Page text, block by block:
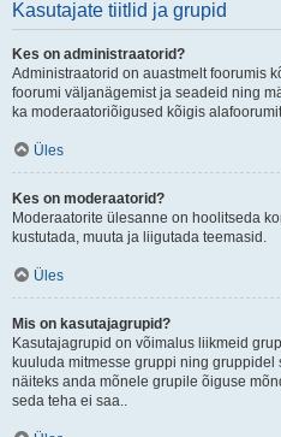
Kasutajate tiitlid ja grupid
Kes on administraatorid?
Administraatorid on auastmelt foorumis
foorumi väljanägemist ja seadeid ning
ka moderaatoriõigused kõigis
Üles
Kes on moderaatorid?
Moderaatorite ülesanne on hoolitseda
kustutada, muuta ja liigutada teemasid.
Üles
Mis on kasutajagrupid?
Kasutajagrupid on võimalus liikmeid
kuuluda mitmesse gruppi ning
näiteks anda mõnele grupile õiguse
seda teha ei saa..